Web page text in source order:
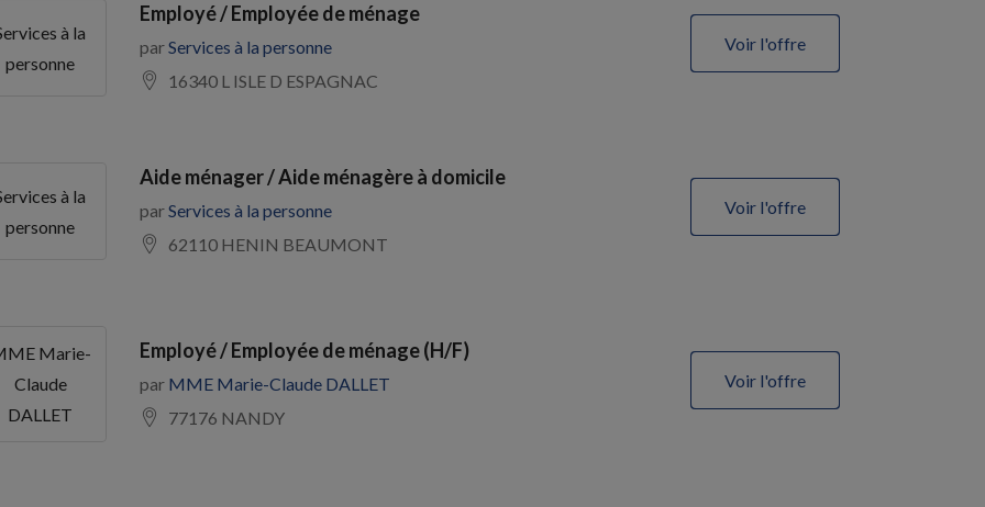
à la
personne
Employé / Employée de ménage
parServices à la personne
16340 L ISLE D ESPAGNAC
Voir l'offre
à la
personne
Aide ménager / Aide ménagère à domicile
parServices à la personne
62110 HENIN BEAUMONT
Voir l'offre
Marie-
Claude
DALLET
Employé / Employée de ménage (H/F)
par MME Marie-Claude DALLET
77176 NANDY
Voir l'offre